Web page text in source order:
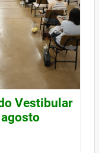
Vestibular